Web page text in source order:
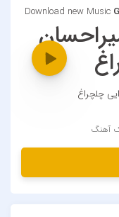
Download new Music
آهنگ